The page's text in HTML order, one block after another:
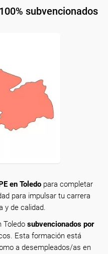
subvencionados
en Toledo para completar
para impulsar tu carrera
y de calidad.
Toledo subvencionados por
Esta formación está
a desempleados/as en